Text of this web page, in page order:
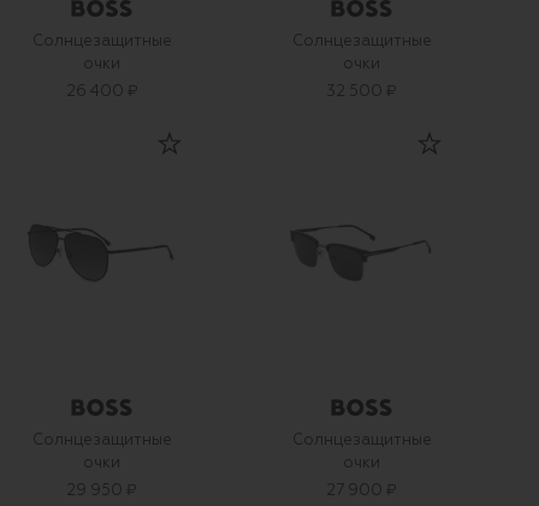
Солнцезащитные
очки
26 400 ₽
Солнцезащитные
очки
32 500 ₽
Солнцезащитные
очки
29 950 ₽
Солнцезащитные
очки
27 900 ₽